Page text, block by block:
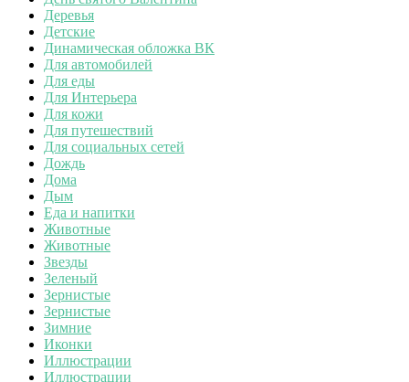
Деревья
Детские
Динамическая обложка ВК
Для автомобилей
Для еды
Для Интерьера
Для кожи
Для путешествий
Для социальных сетей
Дождь
Дома
Дым
Еда и напитки
Животные
Животные
Звезды
Зеленый
Зернистые
Зернистые
Зимние
Иконки
Иллюстрации
Иллюстрации